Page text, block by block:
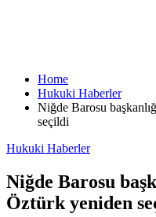
Home
Hukuki Haberler
Niğde Barosu
seçildi
Hukuki Haberler
Niğde Barosu
Öztürk yeniden